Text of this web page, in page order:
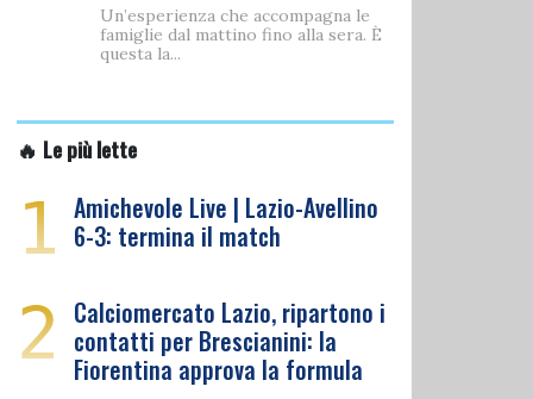
Un’esperienza che accompagna le
famiglie dal mattino fino alla sera. È
questa la...
🔥 Le più lette
1 Amichevole Live | Lazio-Avellino
6-3: termina il match
2 Calciomercato Lazio, ripartono i
contatti per Brescianini: la
Fiorentina approva la formula